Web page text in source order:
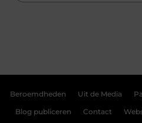
Beroemdheden Uit de Media
Blog publiceren Contact